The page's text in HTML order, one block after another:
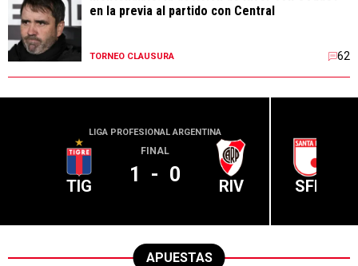
en la previa al partido con Central
TORNEO CLAUSURA 62
LIGA PROFESIONAL ARGENTINA
TIG
FINAL
1 - 0 RIV SFE
APUESTAS